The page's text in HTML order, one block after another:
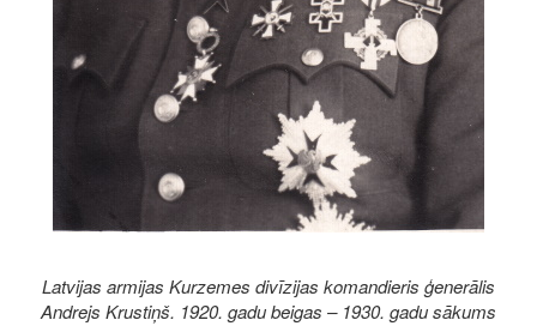
Latvijas armijas Kurzemes divīzijas komandieris ģenerālis
Andrejs Krustiņš. 1920. gadu beigas – 1930. gadu sākums